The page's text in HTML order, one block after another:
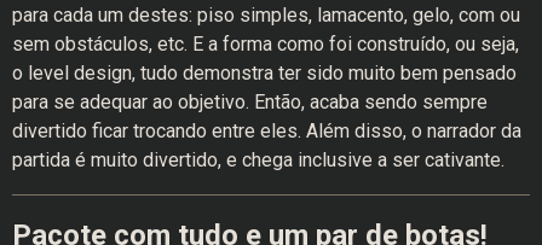
para cada um destes: piso simples, lamacento, gelo, com ou
sem obstáculos, etc. E a forma como foi construído, ou seja,
o level design, tudo demonstra ter sido muito bem pensado
para se adequar ao objetivo. Então, acaba sendo sempre
divertido ficar trocando entre eles. Além disso, o narrador da
partida é muito divertido, e chega inclusive a ser cativante.
Pacote com tudo e um par de botas!